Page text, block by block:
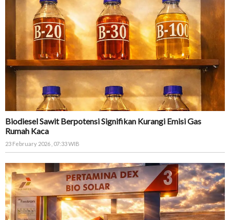
Biodiesel Sawit Berpotensi Signifikan Kurangi Emisi Gas
Rumah Kaca
23 February 2026 , 07:33 WIB